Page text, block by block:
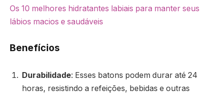
Os 10 melhores hidratantes labiais para manter seus
lábios macios e saudáveis
Benefícios
Durabilidade: Esses batons podem durar até 24
horas, resistindo a refeições, bebidas e outras